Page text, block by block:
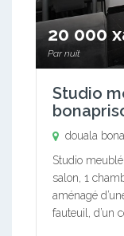
20 000
Par nuit
Studio
douala
Studio
salon, 1
aménagé
fauteuil, d’un